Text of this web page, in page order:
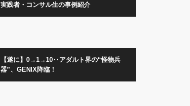
実践者・コンサル生の事例紹介
【遂に】0→1→10‥アダルト界の“怪物兵
器”、GENIX降臨！